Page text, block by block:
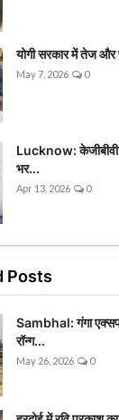
योगी सरकार में तेज और
May 7, 2026 0
Lucknow: केजीबीवी
भर...
Apr 13, 2026 0
Posts
Sambhal: गंगा
रॉन्ग...
May 26, 2026 0